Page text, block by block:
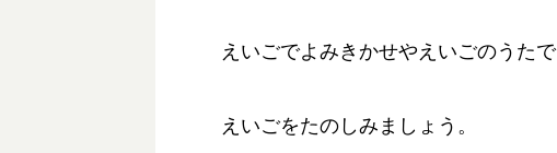
えいごでよみきかせやえいごのうたで
えいごをたのしみましょう。